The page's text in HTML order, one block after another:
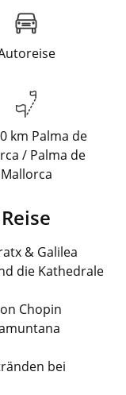
km Palma de
/ Palma de
Mallorca
& Galilea
die Kathedrale
Chopin
bei